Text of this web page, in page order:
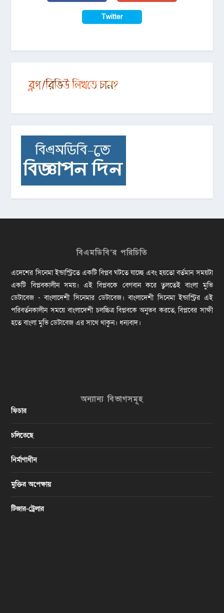
Twitter
বিএমডিবি’র পরিচিতি
এদেশের সিনেমা ইন্ডাস্ট্রিতে একটি বিপ্লব ঘটতে যাচ্ছে এবং হয়তো বর্তমান সময়টা
একটি বিপ্লবকালীন সময়। এই বিপ্লবকে বেগবান করে তুলতেই বাংলা মুভি
ডেটাবেজ - বাংলাদেশী সিনেমার ডেটাবেজ। বাংলাদেশী সিনেমা ইন্ডাস্ট্রির এই
পরিবর্তনকালীন সময়ে বাংলাদেশী চলচ্চিত্র বিপ্লবকে অনুভব করতে, বিপ্লবের সাক্ষী
হতে বাংলা মুভি ডেটাবেজ এর সাথে থাকুন। ধন্যবাদ।
অন্যান্য বিভাগসমূহ
ফিচার
চলিতেছে
নির্মাণাধীন
মুক্তির অপেক্ষায়
টিজার-ট্রেলার